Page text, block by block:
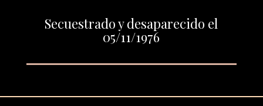
Secuestrado y desaparecido el
05/11/1976